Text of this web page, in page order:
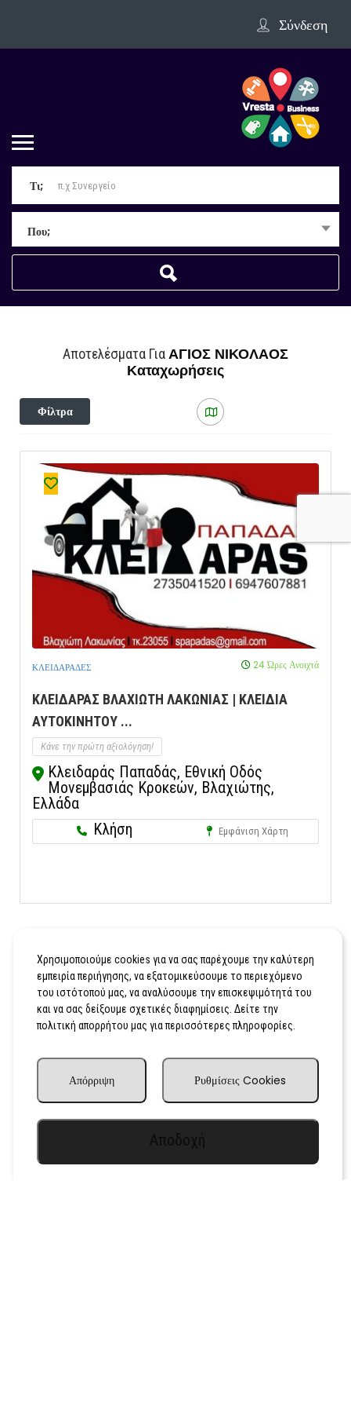
Σύνδεση
Τι;
Που;
Αποτελέσματα ΓιαΑΓΙΟΣ ΝΙΚΟΛΑΟΣ
Καταχωρήσεις
Φίλτρα
ΚΛΕΙΔΑΡΑΔΕΣ 24 Ώρες Ανοιχτά
ΚΛΕΙΔΑΡΑΣ ΒΛΑΧΙΩΤΗ ΛΑΚΩΝΙΑΣ | ΚΛΕΙΔΙΑ
ΑΥΤΟΚΙΝΗΤΟΥ ...
Κάνε την πρώτη αξιολόγηση!
Κλειδαράς Παπαδάς, Εθνική Οδός
Μονεμβασιάς Κροκεών, Βλαχιώτης,
Ελλάδα
Κλήση
Εμφάνιση Χάρτη
Χρησιμοποιούμε cookies για να σας παρέχουμε την καλύτερη
εμπειρία περιήγησης, να εξατομικεύσουμε το περιεχόμενο
του ιστότοπού μας, να αναλύσουμε την επισκεψιμότητά του
και να σας δείξουμε σχετικές διαφημίσεις. Δείτε την
πολιτική απορρήτου μας για περισσότερες πληροφορίες.
Ρυθμίσεις Cookies
Απόρριψη